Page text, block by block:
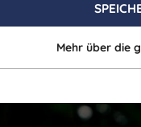
Töpfertradition.
Mehr über die